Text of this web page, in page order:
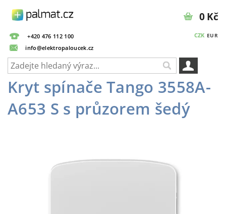
+420 476 112 100
info@elektropaloucek.cz
CZK EUR
0 Kč
Kryt spínače Tango 3558A-
A653 S s průzorem šedý